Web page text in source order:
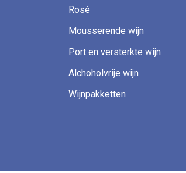
Rosé
Mousserende wijn
Port en versterkte wijn
Alchoholvrije wijn
Wijnpakketten